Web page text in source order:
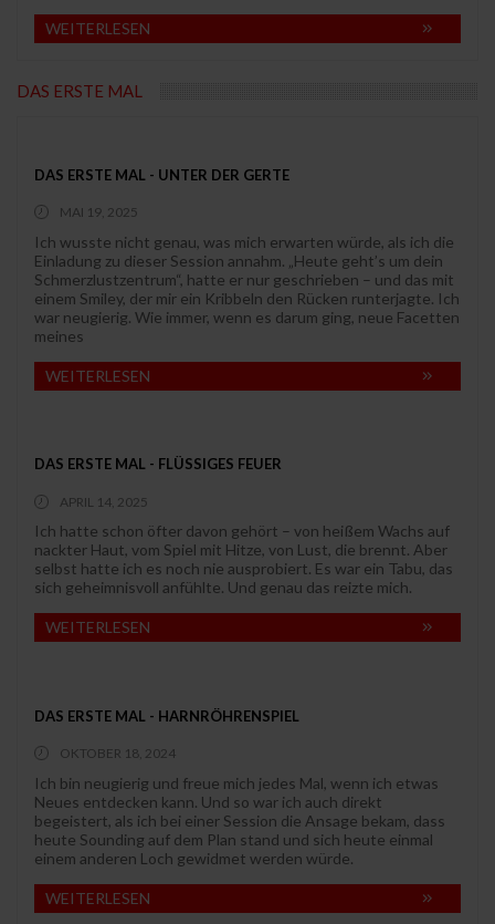
WEITERLESEN
DAS ERSTE MAL
DAS ERSTE MAL - UNTER DER GERTE
MAI 19, 2025
Ich wusste nicht genau, was mich erwarten würde, als ich die
Einladung zu dieser Session annahm. „Heute geht’s um dein
Schmerzlustzentrum“, hatte er nur geschrieben – und das mit
einem Smiley, der mir ein Kribbeln den Rücken runterjagte. Ich
war neugierig. Wie immer, wenn es darum ging, neue Facetten
meines
WEITERLESEN
DAS ERSTE MAL - FLÜSSIGES FEUER
APRIL 14, 2025
Ich hatte schon öfter davon gehört – von heißem Wachs auf
nackter Haut, vom Spiel mit Hitze, von Lust, die brennt. Aber
selbst hatte ich es noch nie ausprobiert. Es war ein Tabu, das
sich geheimnisvoll anfühlte. Und genau das reizte mich.
WEITERLESEN
DAS ERSTE MAL - HARNRÖHRENSPIEL
OKTOBER 18, 2024
Ich bin neugierig und freue mich jedes Mal, wenn ich etwas
Neues entdecken kann. Und so war ich auch direkt
begeistert, als ich bei einer Session die Ansage bekam, dass
heute Sounding auf dem Plan stand und sich heute einmal
einem anderen Loch gewidmet werden würde.
WEITERLESEN